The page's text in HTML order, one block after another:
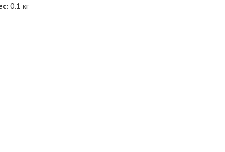
0.1 кг